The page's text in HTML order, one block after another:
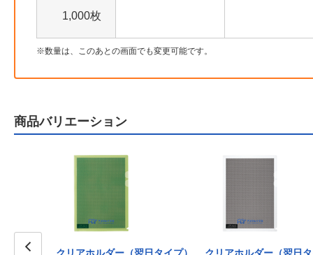
1,000枚
数量は、このあとの画面でも変更可能です。
商品バリエーション